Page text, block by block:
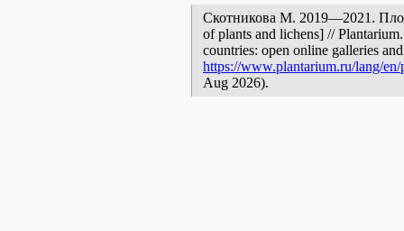
Скотникова М. 2019—2021.
of plants and lichens] //
countries: open online galleries
https://www.plantarium.ru/lang/
Aug 2026).